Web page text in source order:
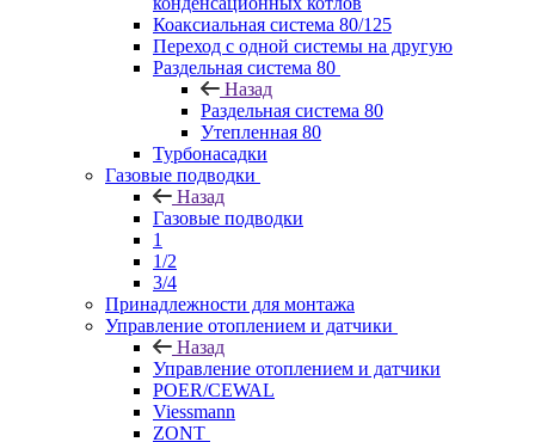
Коаксиальная система 80/125
Переход с одной системы на другую
Раздельная система 80
Назад
Раздельная система 80
Утепленная 80
Турбонасадки
Газовые подводки
Назад
Газовые подводки
1
1/2
3/4
Принадлежности для монтажа
Управление отоплением и датчики
Назад
Управление отоплением и датчики
POER/CEWAL
Viessmann
ZONT